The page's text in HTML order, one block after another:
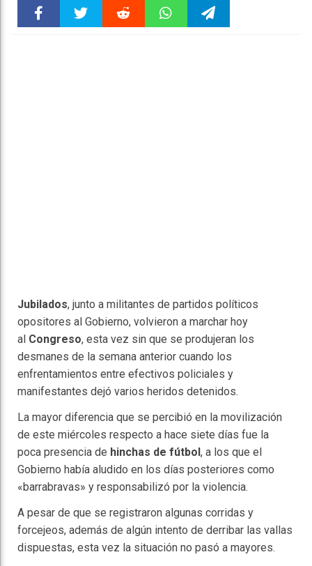
Jubilados, junto a militantes de partidos políticos
opositores al Gobierno, volvieron a marchar hoy
al Congreso, esta vez sin que se produjeran los
desmanes de la semana anterior cuando los
enfrentamientos entre efectivos policiales y
manifestantes dejó varios heridos detenidos.
La mayor diferencia que se percibió en la movilización
de este miércoles respecto a hace siete días fue la
poca presencia de hinchas de fútbol , a los que el
Gobierno había aludido en los días posteriores como
«barrabravas» y responsabilizó por la violencia.
A pesar de que se registraron algunas corridas y
forcejeos, además de algún intento de derribar las vallas
dispuestas, esta vez la situación no pasó a mayores.